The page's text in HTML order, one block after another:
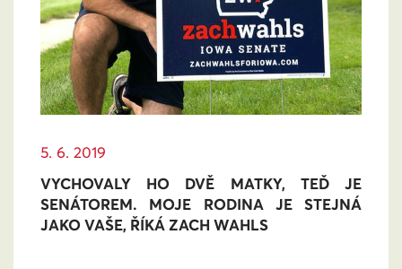
5. 6. 2019
VYCHOVALY HO DVĚ MATKY, TEĎ JE
SENÁTOREM. MOJE RODINA JE STEJNÁ
JAKO VAŠE, ŘÍKÁ ZACH WAHLS